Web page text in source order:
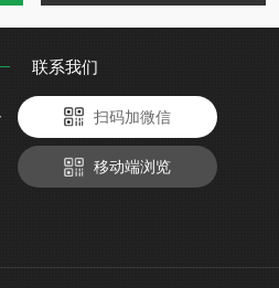
联系我们
扫码加微信
移动端浏览